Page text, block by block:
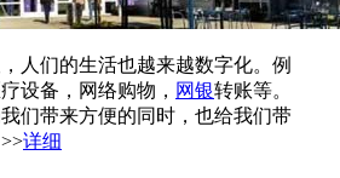
们的生活也越来越数字化。例
设备，网络购物， 网银转账等。
们带来方便的同时，也给我们带
详细